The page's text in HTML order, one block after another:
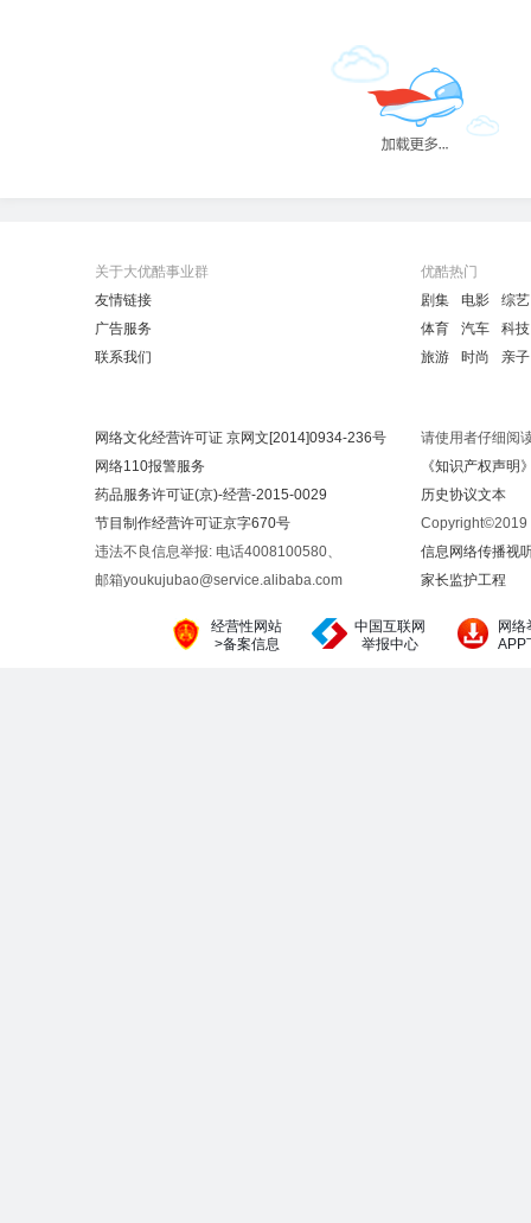
关于大优酷事业群
友情链接
广告服务
联系我们
优酷热门
剧集
电影
综艺
体育
汽车
科技
旅游
时尚 亲子
网络文化经营许可证 京网文[2014]0934-236号
网络110报警服务
药品服务许可证(京)-经营-2015-0029
节目制作经营许可证京字670号
违法不良信息举报: 电话4008100580、
邮箱youkujubao@service.alibaba.com
请使用者仔细阅
《知识产权声明
历史协议文本
Copyright©2019
信息网络传播视
家长监护工程
经营性网站
>备案信息
中国互联网
举报中心
网络
APP